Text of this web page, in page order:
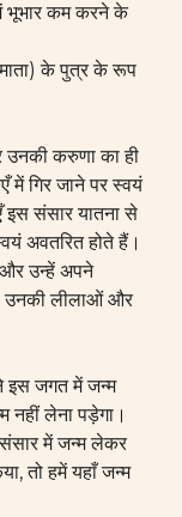
भूभार कम करने के
के पुत्र के रूप
उनकी करुणा का ही
में गिर जाने पर स्वयं
इस संसार यातना से
अवतरित होते हैं।
उन्हें अपने
उनकी लीलाओं और
इस जगत में जन्म
नहीं लेना पड़ेगा।
में जन्म लेकर
तो हमें यहाँ जन्म